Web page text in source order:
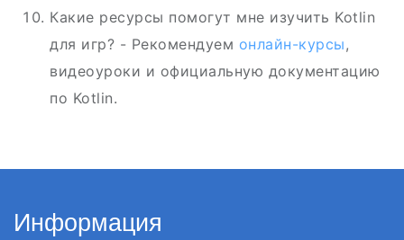
Какие ресурсы помогут мне изучить Kotlin
для игр? - Рекомендуем онлайн-курсы,
видеоуроки и официальную документацию
по Kotlin.
Информация